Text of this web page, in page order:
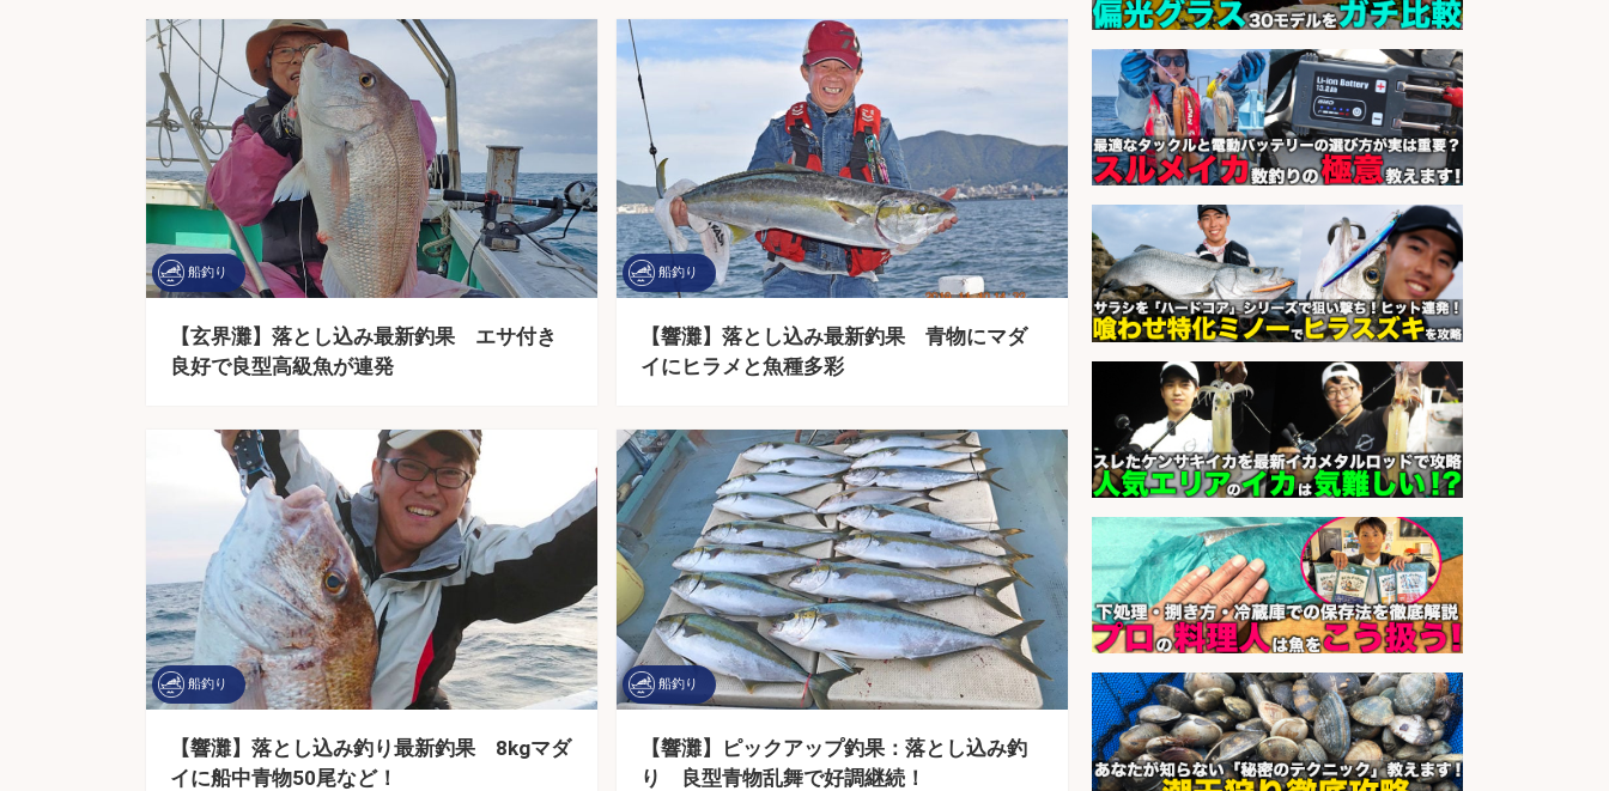
船釣り
【玄界灘】落とし込み最新釣果 エサ付き
良好で良型高級魚が連発
船釣り
【響灘】落とし込み最新釣果 青物にマダ
イにヒラメと魚種多彩
船釣り
【響灘】落とし込み釣り最新釣果 8kgマダ
イに船中青物50尾など！
船釣り
【響灘】ピックアップ釣果：落とし込み釣
り 良型青物乱舞で好調継続！
ーの物流事務・営業アシスタント/
小野駅徒歩6分/「時給1,300円」/大
型連休あり×残業なし×土日祝休み/
滋賀県
会社名 株式会社ホットスタッフ滋賀
さらに求人情報を見る